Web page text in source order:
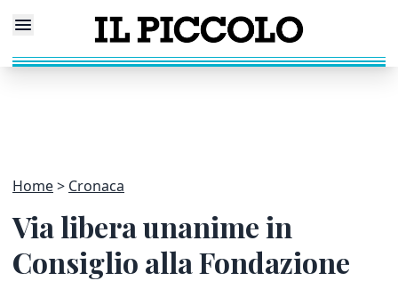
Home Cronaca
Via libera unanime in
Consiglio alla Fondazione